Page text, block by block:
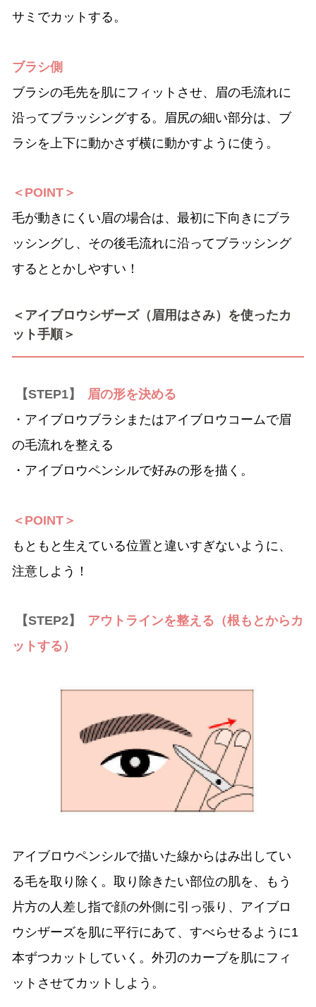
サミでカットする。
ブラシ側
ブラシの毛先を肌にフィットさせ、眉の毛流れに
沿ってブラッシングする。眉尻の細い部分は、ブ
ラシを上下に動かさず横に動かすように使う。
＜POINT＞
毛が動きにくい眉の場合は、最初に下向きにブラ
ッシングし、その後毛流れに沿ってブラッシング
するととかしやすい！
＜アイブロウシザーズ（眉用はさみ）を使ったカ
ット手順＞
【STEP1】
眉の形を決める
・アイブロウブラシまたはアイブロウコームで眉
の毛流れを整える
・アイブロウペンシルで好みの形を描く。
＜POINT＞
もともと生えている位置と違いすぎないように、
注意しよう！
【STEP2】
アウトラインを整える（根もとからカ
ットする）
アイブロウペンシルで描いた線からはみ出してい
る毛を取り除く。取り除きたい部位の肌を、もう
片方の人差し指で顔の外側に引っ張り、アイブロ
ウシザーズを肌に平行にあて、すべらせるように1
本ずつカットしていく。外刃のカーブを肌にフィ
ットさせてカットしよう。